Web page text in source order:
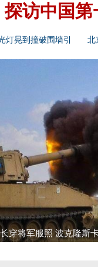
探访中国
灯晃到撞破围墙引 北
穿将军服照 波克隆斯